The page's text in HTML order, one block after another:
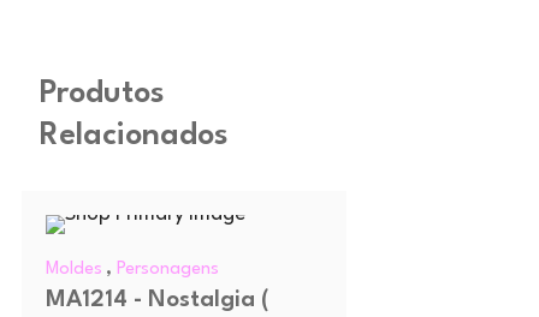
Produtos
Relacionados
Moldes , Personagens
MA1214 - Nostalgia (